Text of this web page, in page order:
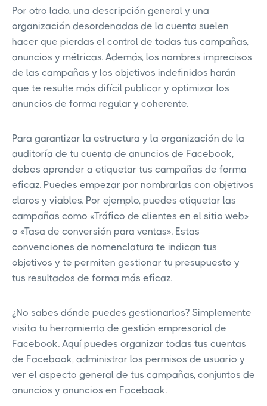
Por otro lado, una descripción general y una
organización desordenadas de la cuenta suelen
hacer que pierdas el control de todas tus campañas,
anuncios y métricas. Además, los nombres imprecisos
de las campañas y los objetivos indefinidos harán
que te resulte más difícil publicar y optimizar los
anuncios de forma regular y coherente.
Para garantizar la estructura y la organización de la
auditoría de tu cuenta de anuncios de Facebook,
debes aprender a etiquetar tus campañas de forma
eficaz. Puedes empezar por nombrarlas con objetivos
claros y viables. Por ejemplo, puedes etiquetar las
campañas como «Tráfico de clientes en el sitio web»
o «Tasa de conversión para ventas». Estas
convenciones de nomenclatura te indican tus
objetivos y te permiten gestionar tu presupuesto y
tus resultados de forma más eficaz.
¿No sabes dónde puedes gestionarlos? Simplemente
visita tu herramienta de gestión empresarial de
Facebook. Aquí puedes organizar todas tus cuentas
de Facebook, administrar los permisos de usuario y
ver el aspecto general de tus campañas, conjuntos de
anuncios y anuncios en Facebook.